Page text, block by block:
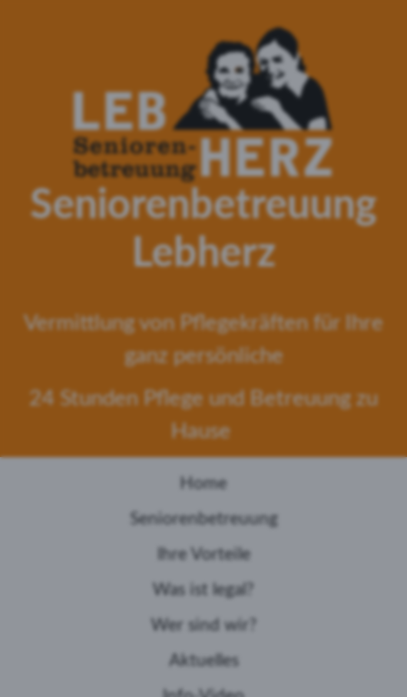
Seniorenbetreuung
Lebherz
Vermittlung von Pflegekräften für Ihre
ganz persönliche
24 Stunden Pflege und Betreuung zu
Hause
Home
Seniorenbetreuung
Ihre Vorteile
Was ist legal?
Wer sind wir?
Aktuelles